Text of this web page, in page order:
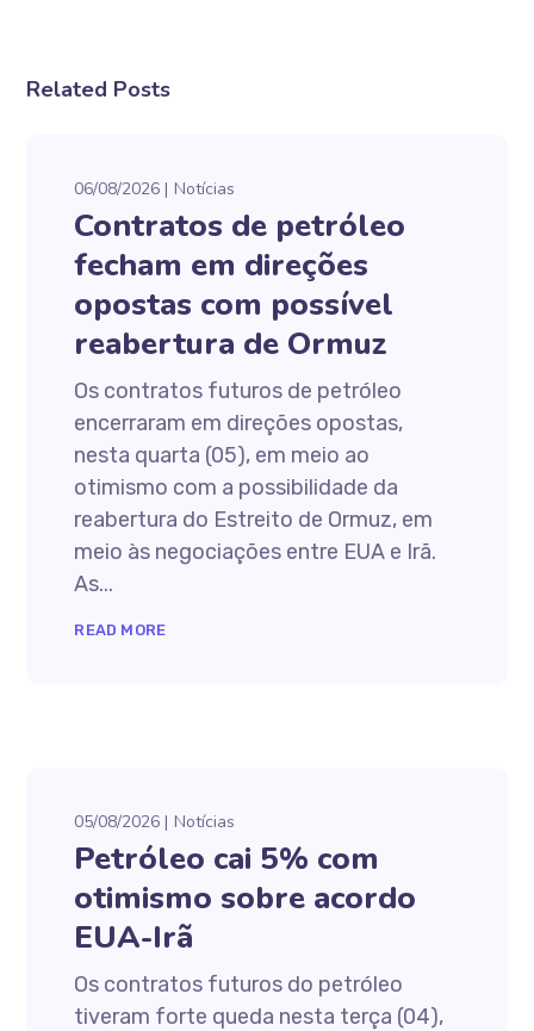
Related Posts
06/08/2026 Notícias
Contratos de petróleo
fecham em direções
opostas com possível
reabertura de Ormuz
Os contratos futuros de petróleo
encerraram em direções opostas,
nesta quarta (05), em meio ao
otimismo com a possibilidade da
reabertura do Estreito de Ormuz, em
meio às negociações entre EUA e Irã.
As...
READ MORE
05/08/2026 Notícias
Petróleo cai 5% com
otimismo sobre acordo
EUA-Irã
Os contratos futuros do petróleo
tiveram forte queda nesta terça (04),